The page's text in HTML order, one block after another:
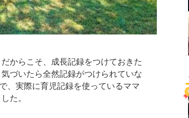
からこそ、成長記録をつけておきた
づいたら全然記録がつけられていな
、実際に育児記録を使っているママ
た。